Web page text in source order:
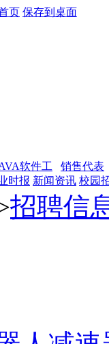
页 保存到桌面
软件工
销售代表
时报 新闻资讯 校园
招聘信